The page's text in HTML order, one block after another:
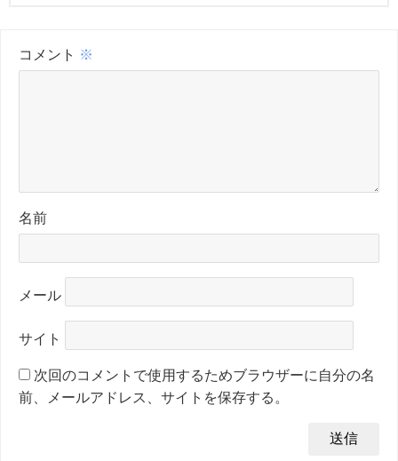
コメント ※
名前
メール
サイト
次回のコメントで使用するためブラウザーに自分の名
前、メールアドレス、サイトを保存する。